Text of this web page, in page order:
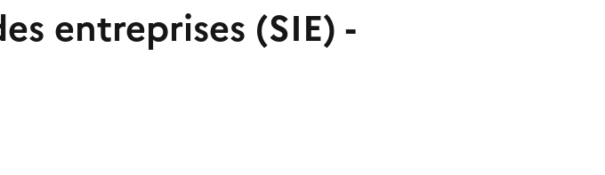
entreprises (SIE) -